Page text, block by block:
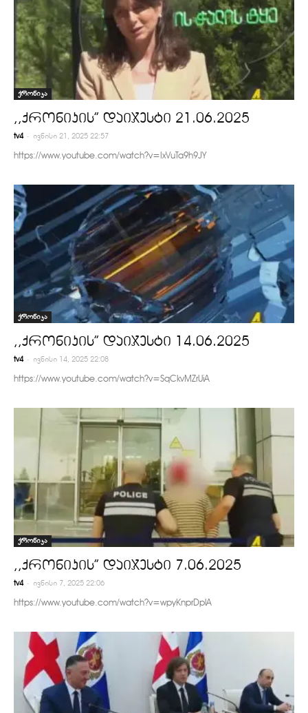
ქრონიკა
,,ქრონიკის” დაიჯესტი 21.06.2025
tv4 - ივნისი 21, 2025 22:57
https://www.youtube.com/watch?v=IxVuTa9h9JY
ქრონიკა
,,ქრონიკის” დაიჯესტი 14.06.2025
tv4 - ივნისი 14, 2025 22:08
https://www.youtube.com/watch?v=SqCkvMZrUiA
ქრონიკა
,,ქრონიკის” დაიჯესტი 7.06.2025
tv4 - ივნისი 7, 2025 22:06
https://www.youtube.com/watch?v=wpyKnprDplA